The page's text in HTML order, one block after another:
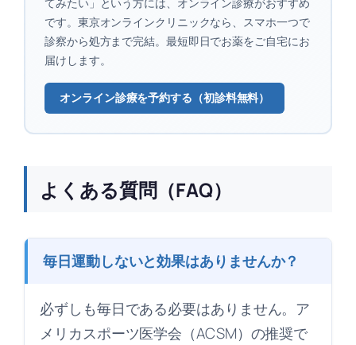
です。東京オンラインクリニックなら、スマホ一つで
診察から処方まで完結。最短即日でお薬をご自宅にお
届けします。
オンライン診療を予約する（初診料無料）
よくある質問（FAQ）
毎日運動しないと効果はありませんか？
必ずしも毎日である必要はありません。ア
メリカスポーツ医学会（ACSM）の推奨で